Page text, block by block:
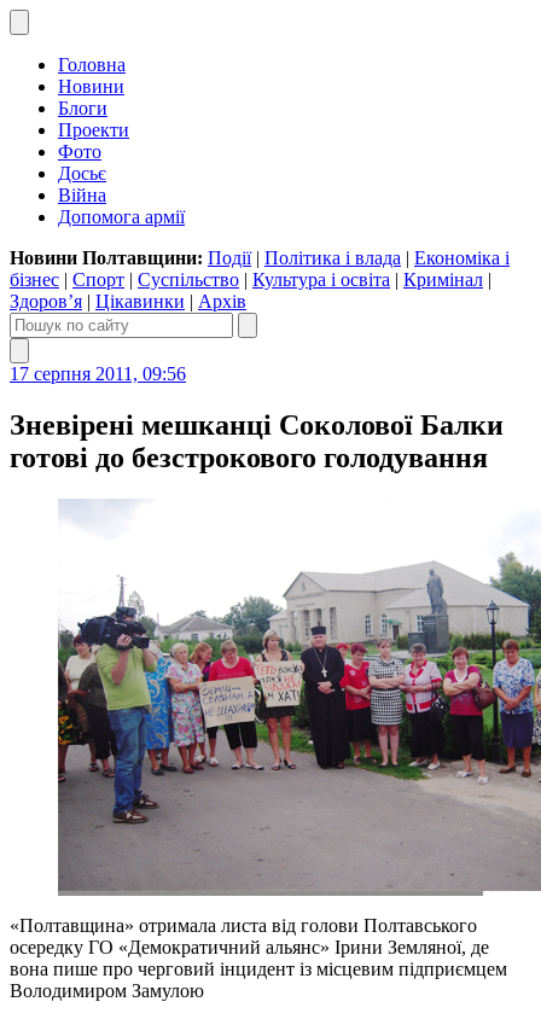
Головна
Новини
Блоги
Проекти
Фото
Досьє
Війна
Допомога армії
Новини Полтавщини: Події| Політика і влада | Економіка і
бізнес | Спорт | Суспільство | Культура і освіта | Кримінал |
Здоров’я | Цікавинки | Архів
17 серпня 2011, 09:56
Зневірені мешканці Соколової Балки
готові до безстрокового голодування
«Полтавщина» отримала листа від голови Полтавського
осередку ГО «Демократичний альянс» Ірини Земляної, де
вона пише про черговий інцидент із місцевим підприємцем
Володимиром Замулою